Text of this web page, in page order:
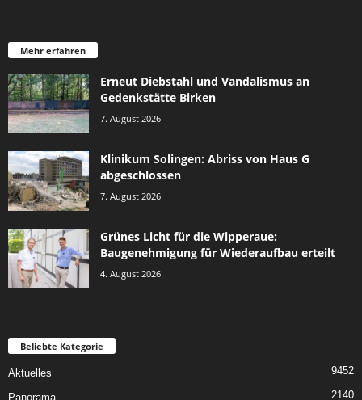
Mehr erfahren
Erneut Diebstahl und Vandalismus an
Gedenkstätte Birken
7. August 2026
Klinikum Solingen: Abriss von Haus G
abgeschlossen
7. August 2026
Grünes Licht für die Wipperaue:
Baugenehmigung für Wiederaufbau erteilt
4. August 2026
Beliebte Kategorie
Aktuelles 9452
Panorama 2140